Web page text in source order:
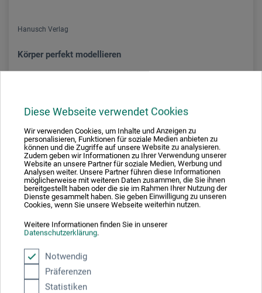
Diese Webseite verwendet Cookies
Wir verwenden Cookies, um Inhalte und Anzeigen zu
personalisieren, Funktionen für soziale Medien anbieten zu
können und die Zugriffe auf unsere Website zu analysieren.
Zudem geben wir Informationen zu Ihrer Verwendung unserer
Website an unsere Partner für soziale Medien, Werbung und
Analysen weiter. Unsere Partner führen diese Informationen
möglicherweise mit weiteren Daten zusammen, die Sie ihnen
bereitgestellt haben oder die sie im Rahmen Ihrer Nutzung der
Dienste gesammelt haben. Sie geben Einwilligung zu unseren
Cookies, wenn Sie unsere Webseite weiterhin nutzen.
Weitere Informationen finden Sie in unserer
Datenschutzerklärung.
Notwendig
Präferenzen
Statistiken
Hanusch Verlag
Körper perfekt modellieren
zzgl. Versandkosten